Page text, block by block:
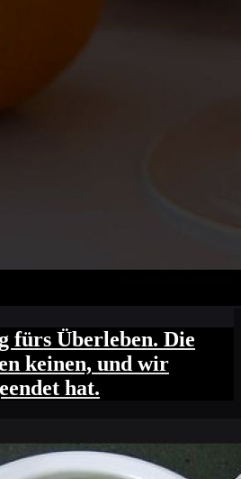
fürs Überleben. Die
keinen, und wir
hat.